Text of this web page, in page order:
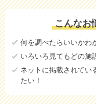
こんなお
何を調べたらいいかわ
いろいろ見てもどの施
ネットに掲載されてい
たい！